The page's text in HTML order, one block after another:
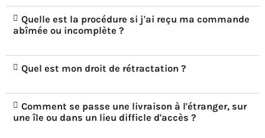
Quelle est la procédure si j'ai reçu ma commande
abîmée ou incomplète ?
Quel est mon droit de rétractation ?
Comment se passe une livraison à l'étranger, sur
une île ou dans un lieu difficle d'accès ?